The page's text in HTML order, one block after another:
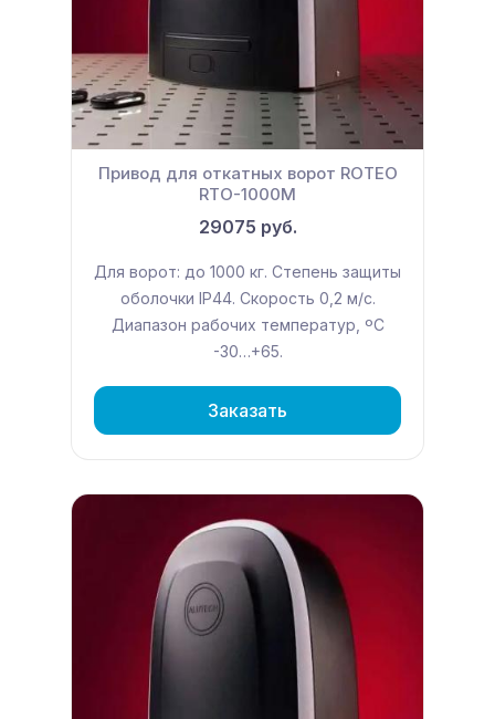
Привод для откатных ворот ROTEO
RTО-1000M
29075 руб.
Для ворот: до 1000 кг. Степень защиты
оболочки IP44. Скорость 0,2 м/с.
Диапазон рабочих температур, ºС
-30…+65.
Заказать